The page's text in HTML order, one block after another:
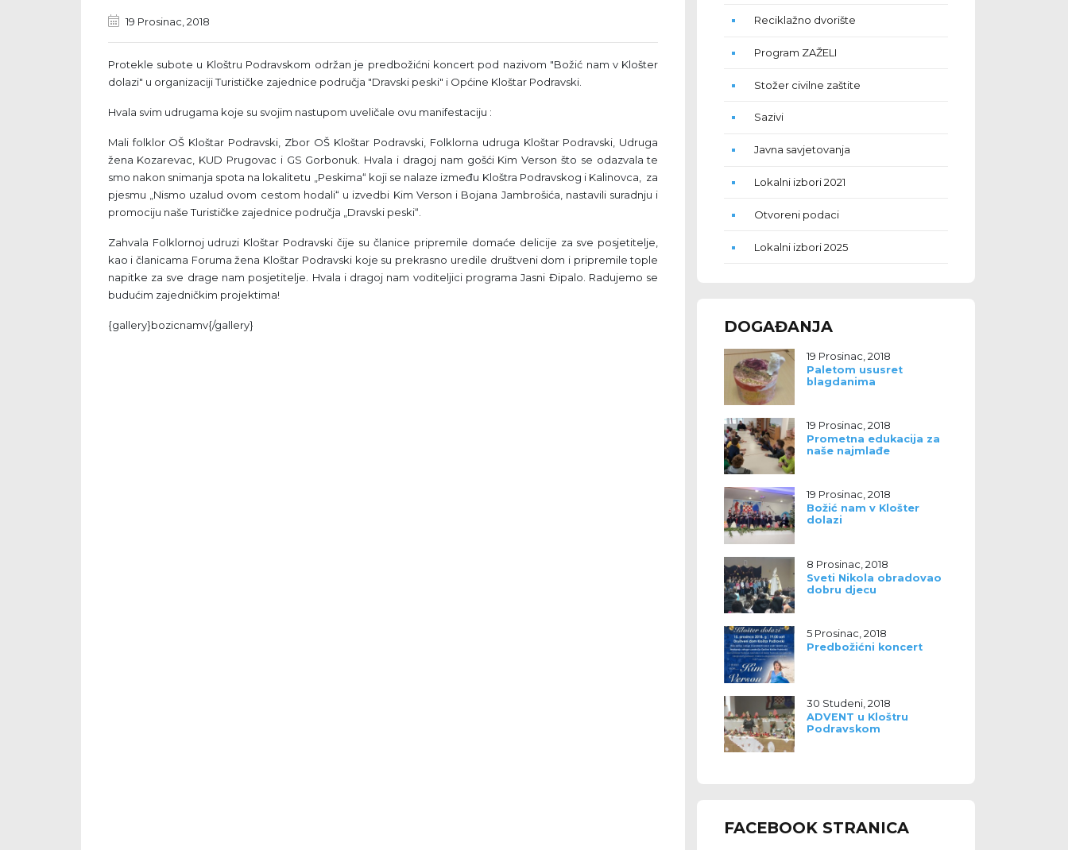
19 Prosinac, 2018
Protekle subote u Kloštru Podravskom održan je predbožićni koncert pod nazivom "Božić nam v Klošter
dolazi" u organizaciji Turističke zajednice područja "Dravski peski" i Općine Kloštar Podravski.
Hvala svim udrugama koje su svojim nastupom uveličale ovu manifestaciju :
Mali folklor OŠ Kloštar Podravski, Zbor OŠ Kloštar Podravski, Folklorna udruga Kloštar Podravski, Udruga
žena Kozarevac, KUD Prugovac i GS Gorbonuk. Hvala i dragoj nam gošći Kim Verson što se odazvala te
smo nakon snimanja spota na lokalitetu „Peskima“ koji se nalaze između Kloštra Podravskog i Kalinovca, za
pjesmu „Nismo uzalud ovom cestom hodali“ u izvedbi Kim Verson i Bojana Jambrošića, nastavili suradnju i
promociju naše Turističke zajednice područja „Dravski peski“.
Zahvala Folklornoj udruzi Kloštar Podravski čije su članice pripremile domaće delicije za sve posjetitelje,
kao i članicama Foruma žena Kloštar Podravski koje su prekrasno uredile društveni dom i pripremile tople
napitke za sve drage nam posjetitelje. Hvala i dragoj nam voditeljici programa Jasni Đipalo. Radujemo se
budućim zajedničkim projektima!
{gallery}bozicnamv{/gallery}
Reciklažno dvorište
Program ZAŽELI
Stožer civilne zaštite
Sazivi
Javna savjetovanja
Lokalni izbori 2021
Otvoreni podaci
Lokalni izbori 2025
DOGAĐANJA
19 Prosinac, 2018
Paletom ususret
blagdanima
19 Prosinac, 2018
Prometna edukacija za
naše najmlađe
19 Prosinac, 2018
Božić nam v Klošter
dolazi
8 Prosinac, 2018
Sveti Nikola obradovao
dobru djecu
5 Prosinac, 2018
Predbožićni koncert
30 Studeni, 2018
ADVENT u Kloštru
Podravskom
FACEBOOK STRANICA